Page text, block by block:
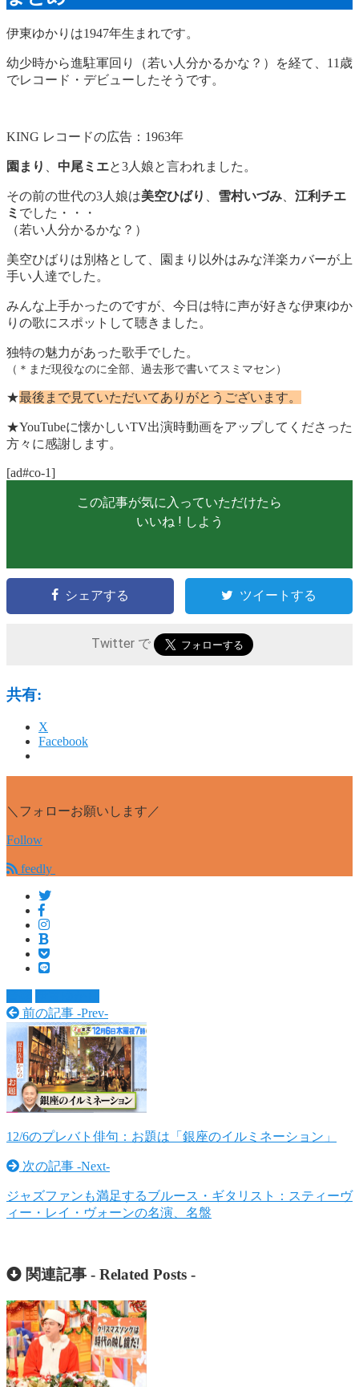
伊東ゆかりは1947年生まれです。
幼少時から進駐軍回り（若い人分かるかな？）を経て、11歳
でレコード・デビューしたそうです。
KING レコードの広告：1963年
園まり 中尾ミエと3人娘と言われました。
その前の世代の3人娘は美空ひばり 雪村いづみ
江利チエ
ミ でした・・・
（若い人分かるかな？）
美空ひばりは別格として、園まり以外はみな洋楽カバーが上
手い人達でした。
みんな上手かったのですが、今日は特に声が好きな伊東ゆか
りの歌にスポットして聴きました。
独特の魅力があった歌手でした。
（＊まだ現役なのに全部、過去形で書いてスミマセン）
★最後まで見ていただいてありがとうございます。
★YouTubeに懐かしいTV出演時動画をアップしてくださった
方々に感謝します。
[ad#co-1]
この記事が気に入っていただけたら
いいね ! しよう
シェアする ツイートする
Twitter で
共有:
X
Facebook
＼フォローお願いします／
Follow
feedly
前の記事 -Prev-
12/6のプレバト俳句：お題は「銀座のイルミネーション」
次の記事 -Next-
ジャズファンも満足するブルース・ギタリスト：スティーヴ
ィー・レイ・ヴォーンの名演、名盤
関連記事 - Related Posts -